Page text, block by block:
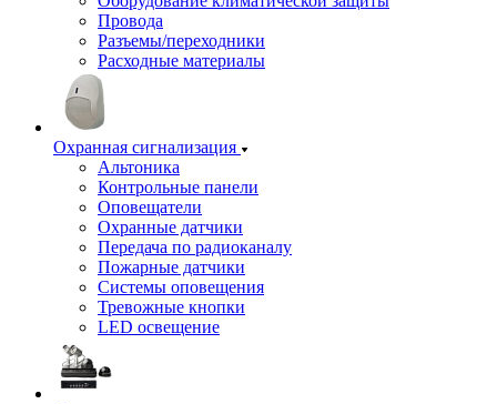
Провода
Разъемы/переходники
Расходные материалы
Охранная сигнализация
Альтоника
Контрольные панели
Оповещатели
Охранные датчики
Передача по радиоканалу
Пожарные датчики
Системы оповещения
Тревожные кнопки
LED освещение